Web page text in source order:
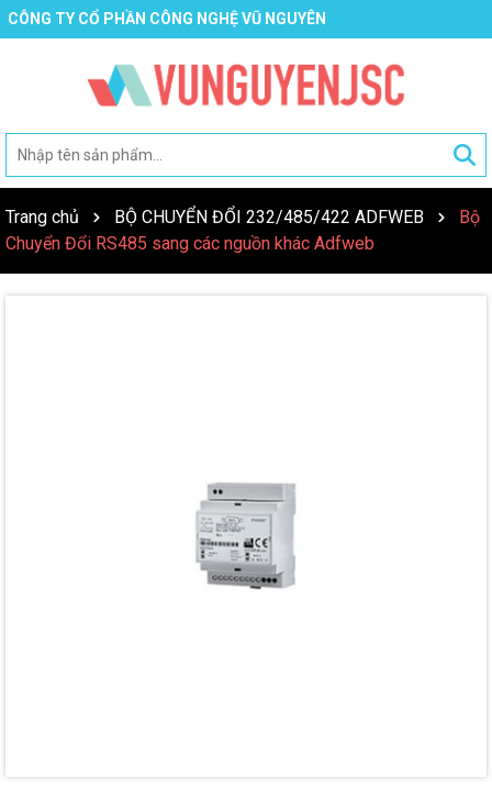
CÔNG TY CỔ PHẦN CÔNG NGHỆ VŨ NGUYÊN
Trang chủ BỘ CHUYỂN ĐỔI 232/485/422 ADFWEB
Bộ
Chuyển Đổi RS485 sang các nguồn khác Adfweb